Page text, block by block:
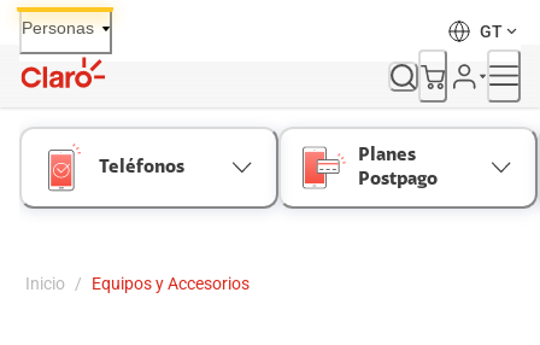
Skip
Content
Personas GT
Teléfonos
Planes
Postpago
Inicio / Equipos y Accesorios